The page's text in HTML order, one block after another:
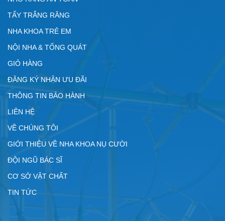
TẨY TRẮNG RĂNG
NHA KHOA TRẺ EM
NỘI NHA & TỔNG QUÁT
GIỎ HÀNG
ĐĂNG KÝ NHẬN ƯU ĐÃI
THÔNG TIN BẢO HÀNH
LIÊN HỆ
VỀ CHÚNG TÔI
GIỚI THIỆU VỀ NHA KHOA NỤ CƯỜI
ĐỘI NGŨ BÁC SĨ
CƠ SỞ VẬT CHẤT
TIN TỨC